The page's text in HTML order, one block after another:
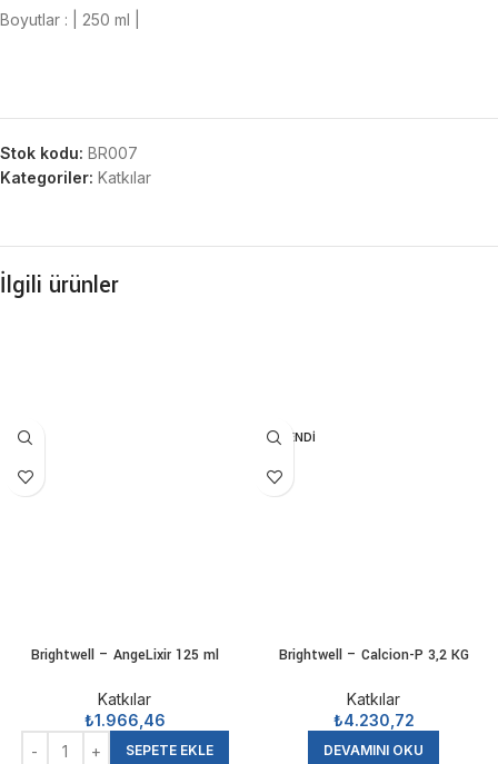
Boyutlar : | 250 ml |
Stok kodu: BR007
Kategoriler: Katkılar
İlgili ürünler
Brightwell – AngeLixir 125 ml
Katkılar
₺1.966,46
SEPETE EKLE
TÜKENDI
Brightwell – Calcion-P 3,2 KG
Katkılar
₺4.230,72
DEVAMINI OKU